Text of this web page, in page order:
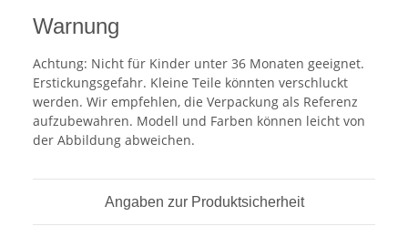
Warnung
Achtung: Nicht für Kinder unter 36 Monaten geeignet.
Erstickungsgefahr. Kleine Teile könnten verschluckt
werden. Wir empfehlen, die Verpackung als Referenz
aufzubewahren. Modell und Farben können leicht von
der Abbildung abweichen.
Angaben zur Produktsicherheit